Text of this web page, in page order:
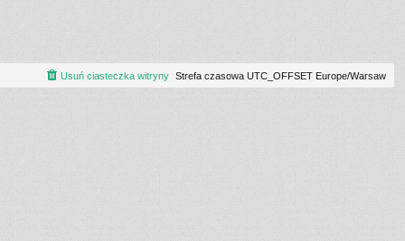
Strefa czasowa UTC_OFFSET Europe/Warsaw
Usuń ciasteczka witryny